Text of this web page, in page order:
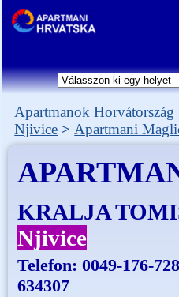
Apartmanok Horvátország
Njivice
Apartmani
KRALJA
Njivice
Telefon:0049-176-
634307